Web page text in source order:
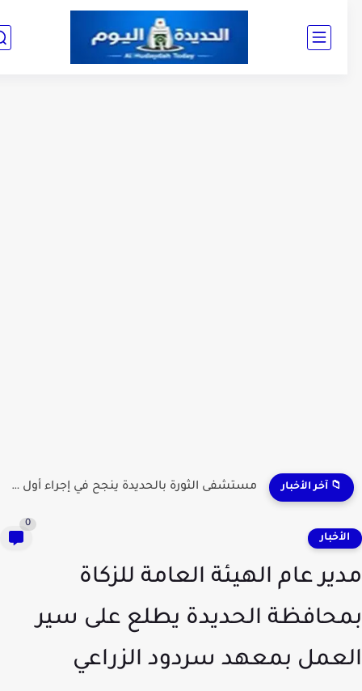
📁 آخر الأخبار مستشفى الثورة بالحديدة ينجح في إجراء أول عملية لاستئصال...
عام الهيئة العامة للزكاة
الحديدة يطلع على سير
بمعهد سردود الزراعي